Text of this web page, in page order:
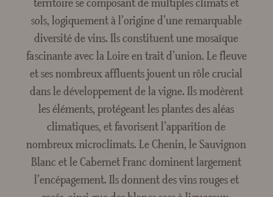
sols, logiquement à l’origine d’une remarquable
diversité de vins. Ils constituent une mosaïque
fascinante avec la Loire en trait d’union. Le fleuve
et ses nombreux affluents jouent un rôle crucial
dans le développement de la vigne. Ils modèrent
les éléments, protégeant les plantes des aléas
climatiques, et favorisent l’apparition de
nombreux microclimats. Le Chenin, le Sauvignon
Blanc et le Cabernet Franc dominent largement
l’encépagement. Ils donnent des vins rouges et